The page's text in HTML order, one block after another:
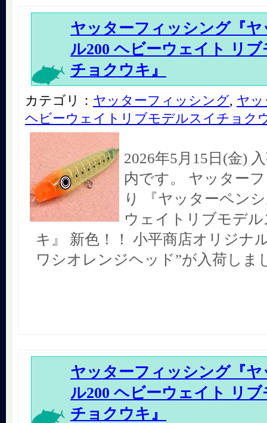
ヤッターフィッシング『
ル200 ヘビーウェイト リ
チョクウキ』
カテゴリ： ヤッターフィッシング, ヤッ
ヘビーウェイトリブモデルスイチョク
2026年5月15日(金)
内です。 ヤッター
り 『ヤッターペン
ウェイトリブモデ
キ』 新色！！ 小平商店オリジナ
ワシオレンジヘッド”が入荷しま
ヤッターフィッシング『
ル200 ヘビーウェイト リ
チョクウキ』